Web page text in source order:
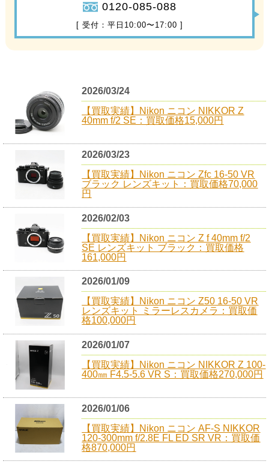
0120-085-088
[ 受付：平日10:00〜17:00 ]
2026/03/24
【買取実績】Nikon ニコン NIKKOR Z
40mm f/2 SE：買取価格15,000円
2026/03/23
【買取実績】Nikon ニコン Zfc 16-50 VR
ブラック レンズキット：買取価格70,000
円
2026/02/03
【買取実績】Nikon ニコン Z f 40mm f/2
SE レンズキット ブラック：買取価格
161,000円
2026/01/09
【買取実績】Nikon ニコン Z50 16-50 VR
レンズキット ミラーレスカメラ：買取価
格100,000円
2026/01/07
【買取実績】Nikon ニコン NIKKOR Z 100-
400㎜ F4.5-5.6 VR S：買取価格270,000円
2026/01/06
【買取実績】Nikon ニコン AF-S NIKKOR
120-300mm f/2.8E FL ED SR VR：買取価
格870,000円